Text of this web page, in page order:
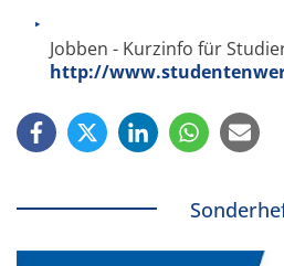
Jobben - Kurzinfo für
http://